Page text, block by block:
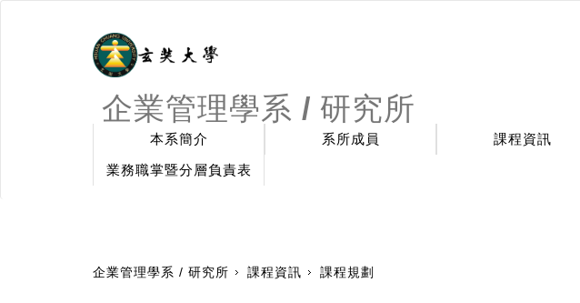
企業管理學系 / 研究所
本系簡介 系所成員 課程資訊
業務職掌暨分層負責表
企業管理學系 / 研究所 課程資訊 課程規劃